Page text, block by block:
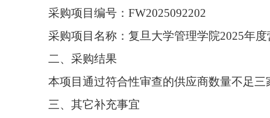
采购项目编号：FW2025092202
采购项目名称：复旦大学管理学院2025年
二、采购结果
本项目通过符合性审查的供应商数量不足
三、其它补充事宜